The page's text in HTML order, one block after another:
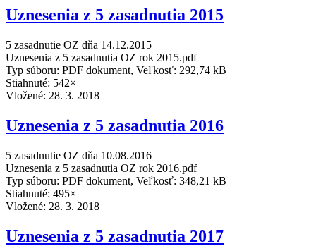
Uznesenia z 5 zasadnutia 2015
5 zasadnutie OZ dňa 14.12.2015
Uznesenia z 5 zasadnutia OZ rok 2015.pdf
Typ súboru: PDF dokument, Veľkosť: 292,74 kB
Stiahnuté: 542×
Vložené: 28. 3. 2018
Uznesenia z 5 zasadnutia 2016
5 zasadnutie OZ dňa 10.08.2016
Uznesenia z 5 zasadnutia OZ rok 2016.pdf
Typ súboru: PDF dokument, Veľkosť: 348,21 kB
Stiahnuté: 495×
Vložené: 28. 3. 2018
Uznesenia z 5 zasadnutia 2017